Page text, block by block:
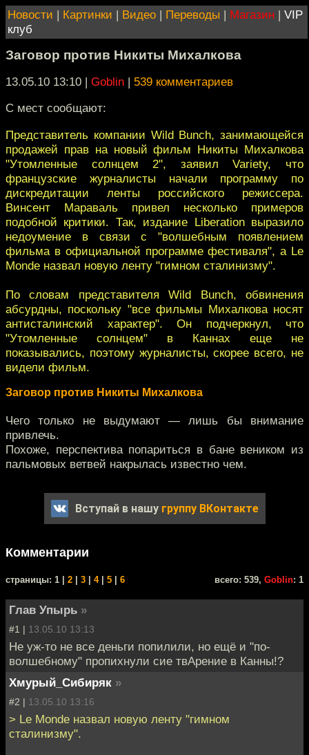
Новости | Картинки | Видео | Переводы | Магазин | VIP
клуб
Заговор против Никиты Михалкова
13.05.10 13:10 | Goblin | 539 комментариев
С мест сообщают:
Представитель компании Wild Bunch, занимающейся
продажей прав на новый фильм Никиты Михалкова
"Утомленные солнцем 2", заявил Variety, что
французские журналисты начали программу по
дискредитации ленты российского режиссера.
Винсент Мараваль привел несколько примеров
подобной критики. Так, издание Liberation выразило
недоумение в связи с "волшебным появлением
фильма в официальной программе фестиваля", а Le
Monde назвал новую ленту "гимном сталинизму".
По словам представителя Wild Bunch, обвинения
абсурдны, поскольку "все фильмы Михалкова носят
антисталинский характер". Он подчеркнул, что
"Утомленные солнцем" в Каннах еще не
показывались, поэтому журналисты, скорее всего, не
видели фильм.
Заговор против Никиты Михалкова
Чего только не выдумают — лишь бы внимание
привлечь.
Похоже, перспектива попариться в бане веником из
пальмовых ветвей накрылась известно чем.
Вступай в нашу группу ВКонтакте
Комментарии
cтраницы: 1 | 2 3 4| 5 6 всего: 539, Goblin: 1
Глав Упырь »
#1 | 13.05.10 13:13
Не уж-то не все деньги попилили, но ещё и "по-
волшебному" пропихнули сие твАрение в Канны!?
Хмурый_Сибиряк »
#2 | 13.05.10 13:16
> Le Monde назвал новую ленту "гимном
сталинизму".